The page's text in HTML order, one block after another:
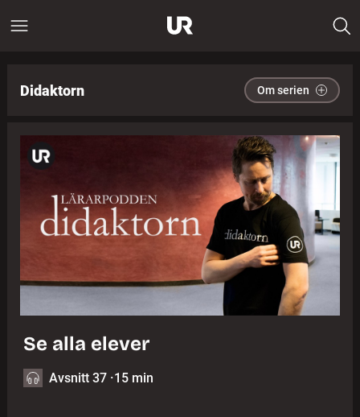
Didaktorn Om serien
Se alla elever
Avsnitt 37 ·15 min